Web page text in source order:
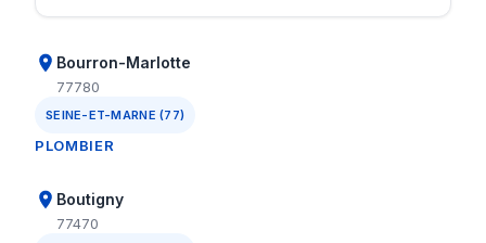
Bourron-Marlotte
77780
SEINE-ET-MARNE (77)
PLOMBIER
Boutigny
77470